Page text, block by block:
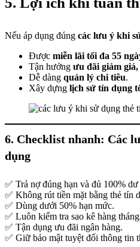
Nếu áp dụng đúng các lưu ý khi
Được miễn lãi tối đa 55
Tận hưởng ưu đãi giảm
Dễ dàng quản lý chi tiêu.
Xây dựng lịch sử tín dụng
6. Checklist nhanh: Các
dụng
✅ Trả nợ đúng hạn và đủ 100% dư
✅ Không rút tiền mặt bằng thẻ tín
✅ Dùng dưới 50% hạn mức.
✅ Luôn kiểm tra sao kê hàng
✅ Tận dụng ưu đãi ngân hàng.
✅ Giữ bảo mật tuyệt đối thông tin